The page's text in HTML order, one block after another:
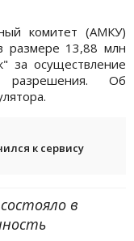
комитет (АМКУ)
размере 13,88 млн
за осуществление
разрешения. Об
к сервису
в